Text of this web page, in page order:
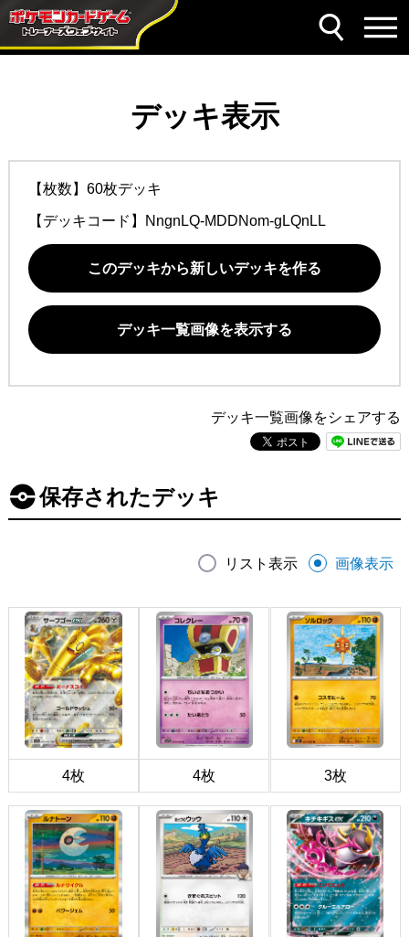
デッキ表示
【枚数】60枚デッキ
【デッキコード】 NngnLQ-MDDNom-gLQnLL
このデッキから新しいデッキを作る
デッキ一覧画像を表示する
デッキ一覧画像をシェアする
保存されたデッキ
リスト表示 画像表示
4枚 4枚 3枚